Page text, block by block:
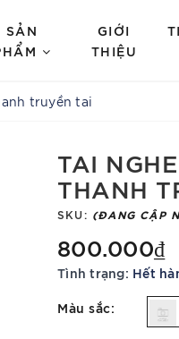
SẢN
GIỚI
THIỆU
truyền tai
TAI
THANH
SKU: (ĐANG CẬP
800.000₫
Tình trạng: Hết
Màu sắc: